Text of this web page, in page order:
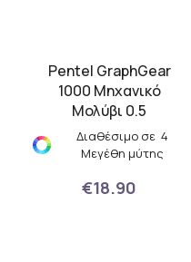
Pentel GraphGear
1000 Μηχανικό
Μολύβι 0.5
Διαθέσιμο σε 4
Μεγέθη μύτης
€18.90